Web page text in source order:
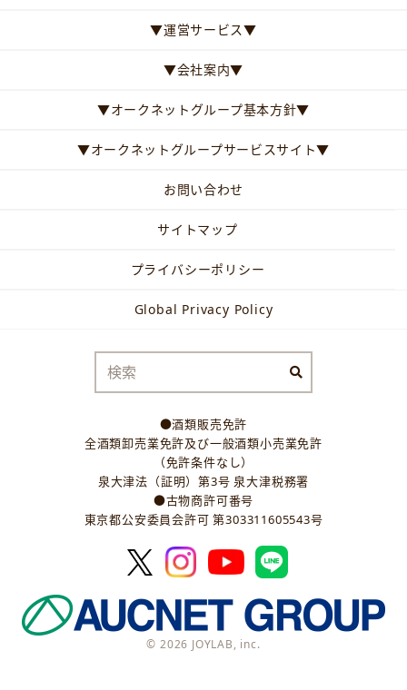
▼運営サービス▼
▼会社案内▼
▼オークネットグループ基本方針▼
▼オークネットグループサービスサイト▼
お問い合わせ
サイトマップ
プライバシーポリシー
Global Privacy Policy
●酒類販売免許
全酒類卸売業免許及び一般酒類小売業免許
（免許条件なし）
泉大津法（証明）第3号 泉大津税務署
●古物商許可番号
東京都公安委員会許可 第303311605543号
© 2026 JOYLAB, inc.